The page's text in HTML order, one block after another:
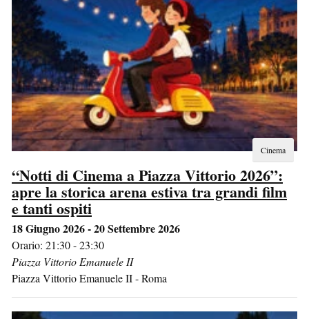
Cinema
“Notti di Cinema a Piazza Vittorio 2026”:
apre la storica arena estiva tra grandi film
e tanti ospiti
18 Giugno 2026 - 20 Settembre 2026
Orario: 21:30 - 23:30
Piazza Vittorio Emanuele II
Piazza Vittorio Emanuele II-Roma